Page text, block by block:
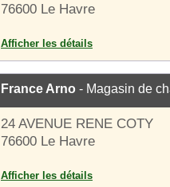
76600 Le Havre
Afficher les détails
France Arno - Magasin de
24 AVENUE RENE COTY
76600 Le Havre
Afficher les détails